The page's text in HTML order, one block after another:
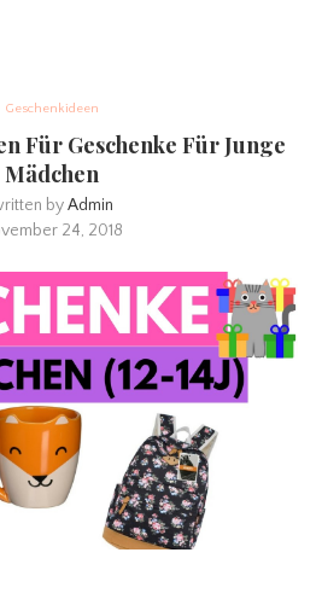
Geschenkideen
Für Geschenke Für Junge
Mädchen
byAdmin
24, 2018